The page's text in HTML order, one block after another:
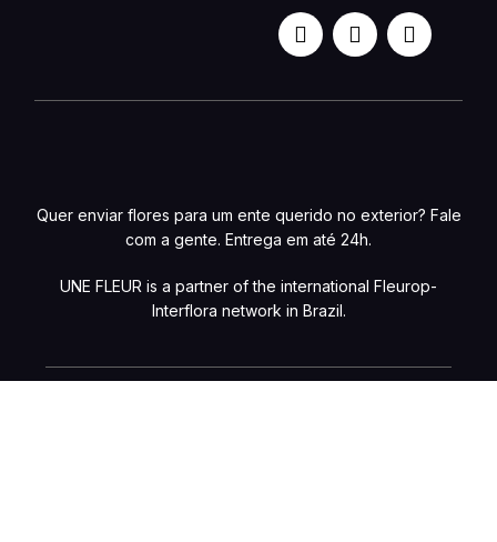
Quer enviar flores para um ente querido no exterior? Fale
com a gente. Entrega em até 24h.
UNE FLEUR is a partner of the international Fleurop-
Interflora network in Brazil.